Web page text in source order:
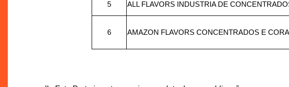
5 ALL FLAVORS INDUSTRIA DE
6 AMAZON FLAVORS CONCENTRADOS E